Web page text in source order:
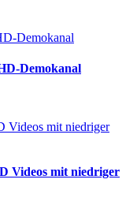
Demokanal
Videos mit niedriger